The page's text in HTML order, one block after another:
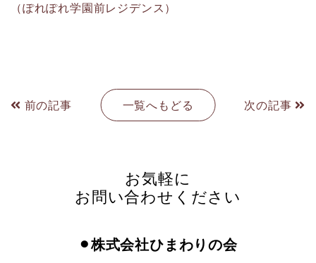
（ぽれぽれ学園前レジデンス）
前の記事 一覧へもどる 次の記事
お気軽に
お問い合わせください
⚫︎株式会社ひまわりの会